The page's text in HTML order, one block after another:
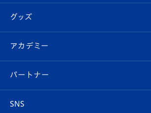
チケット
イベント
メディア
スタッフプロフィール
マスコット紹介
はじめての観戦ガイド
Revive Team
ヴィヴィくんの長崎おもてなしガイド
フォトギャラリー
スタジアムグルメ
チケット
V-LOVERS（ファンクラブ）
プレイヤーズスイート
グッズ
オンラインショップ
店舗情報
アカデミー
育成からのお知らせ
パートナー
SNS